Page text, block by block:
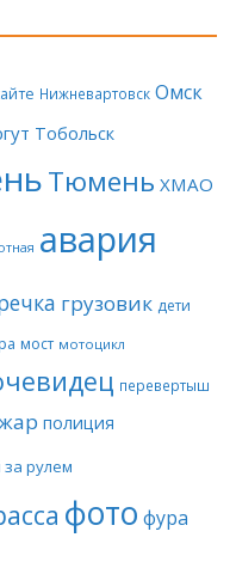
Нижневартовск Омск
Тобольск
Тюмень ХМАО
авария
грузовик дети
мост мотоцикл
перевертыш
полиция
рулем
фото фура